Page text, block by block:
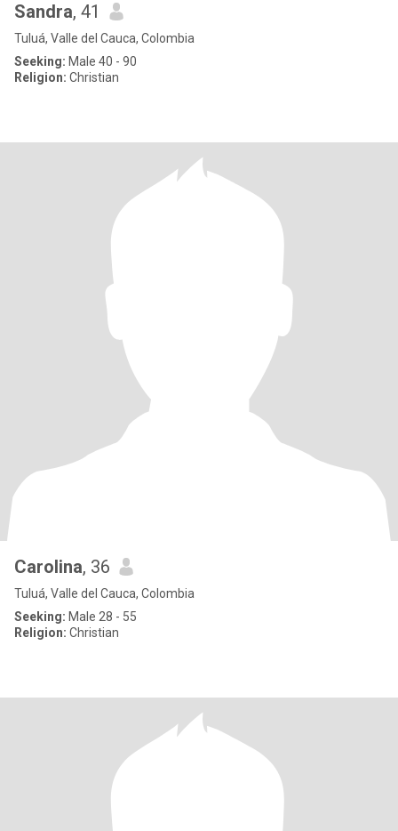
Sandra, 41
Tuluá, Valle del Cauca, Colombia
Seeking: Male 40 - 90
Religion: Christian
Carolina, 36
Tuluá, Valle del Cauca, Colombia
Seeking: Male 28 - 55
Religion: Christian